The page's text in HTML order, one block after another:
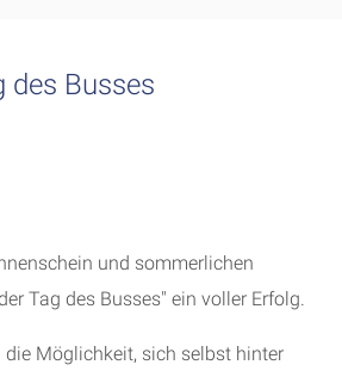
des Busses
und sommerlichen
Tag des Busses" ein voller Erfolg.
die Möglichkeit, sich selbst hinter